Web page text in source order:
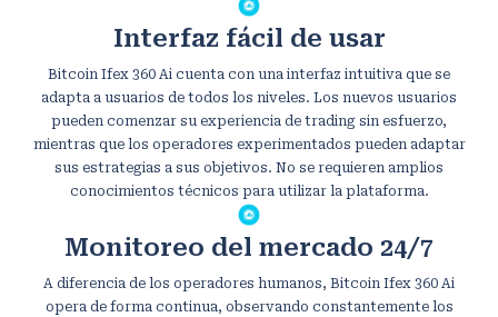
Interfaz fácil de usar
Bitcoin Ifex 360 Ai cuenta con una interfaz intuitiva que se
adapta a usuarios de todos los niveles. Los nuevos usuarios
pueden comenzar su experiencia de trading sin esfuerzo,
mientras que los operadores experimentados pueden adaptar
sus estrategias a sus objetivos. No se requieren amplios
conocimientos técnicos para utilizar la plataforma.
Monitoreo del mercado 24/7
A diferencia de los operadores humanos, Bitcoin Ifex 360 Ai
opera de forma continua, observando constantemente los